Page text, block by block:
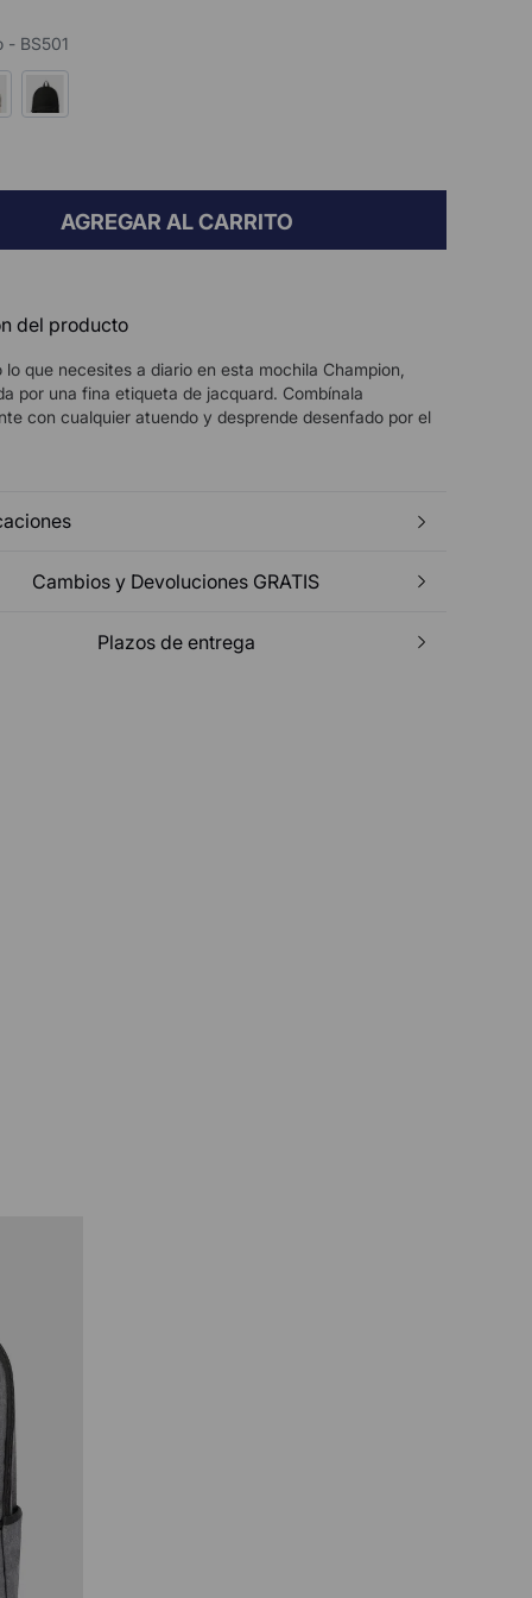
- BS501
AGREGAR AL CARRITO
del producto
lo que necesites a diario en esta mochila Champion,
por una fina etiqueta de jacquard. Combínala
con cualquier atuendo y desprende desenfado por el
Cambios y Devoluciones GRATIS
Plazos de entrega